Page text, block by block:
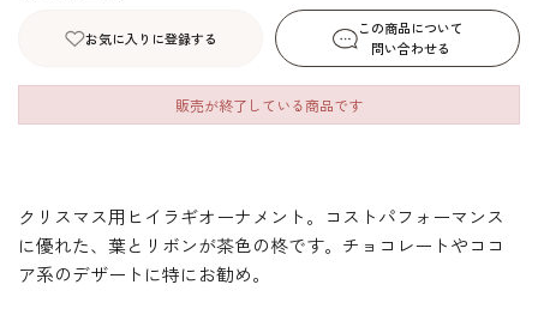
お気に入りに登録する
この商品について
問い合わせる
販売が終了している商品です
クリスマス用ヒイラギオーナメント。コストパフォーマンス
に優れた、葉とリボンが茶色の柊です。チョコレートやココ
ア系のデザートに特にお勧め。